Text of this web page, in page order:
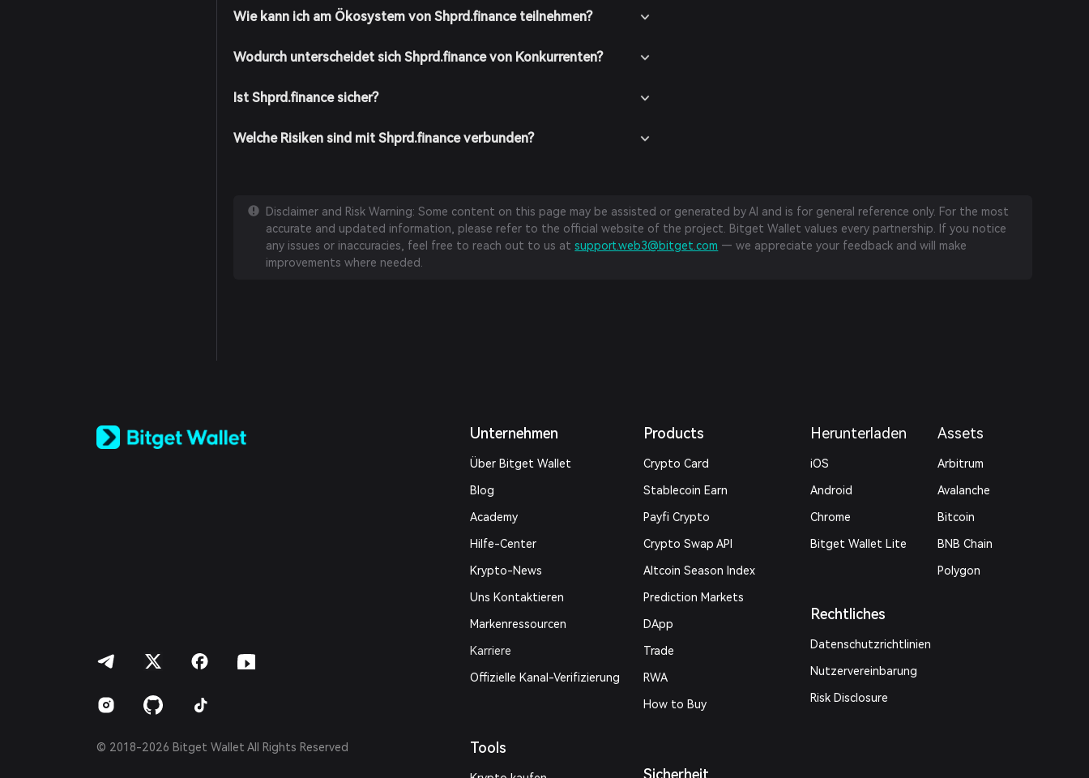
Wie kann ich am Ökosystem von Shprd.finance teilnehmen?
Wodurch unterscheidet sich Shprd.finance von Konkurrenten?
Ist Shprd.finance sicher?
Welche Risiken sind mit Shprd.finance verbunden?
Disclaimer and Risk Warning: Some content on this page may be assisted or generated by AI and is for general reference only. For the most
accurate and updated information, please refer to the official website of the project. Bitget Wallet values every partnership. If you notice
any issues or inaccuracies, feel free to reach out to us atsupport.web3@bitget.com — we appreciate your feedback and will make
improvements where needed.
Español (Latinoamérica)
© 2018-2026 Bitget Wallet All Rights Reserved
Unternehmen
Über Bitget Wallet
Blog
Academy
Hilfe-Center
Krypto-News
Uns Kontaktieren
Markenressourcen
Karriere
Offizielle Kanal-Verifizierung
Tools
Products
Crypto Card
Stablecoin Earn
Payfi Crypto
Crypto Swap API
Altcoin Season Index
Prediction Markets
DApp
Trade
RWA
How to Buy
Sicherheit
Herunterladen
iOS
Android
Chrome
Bitget Wallet Lite
Rechtliches
Datenschutzrichtlinien
Nutzervereinbarung
Risk Disclosure
Assets
Arbitrum
Avalanche
Bitcoin
BNB Chain
Polygon